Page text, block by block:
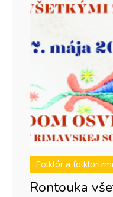
Folklór a
Rontouka